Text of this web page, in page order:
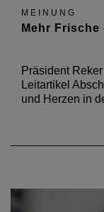
MEINUNG
Mehr
Präsident
Leitartikel
und Herzen in